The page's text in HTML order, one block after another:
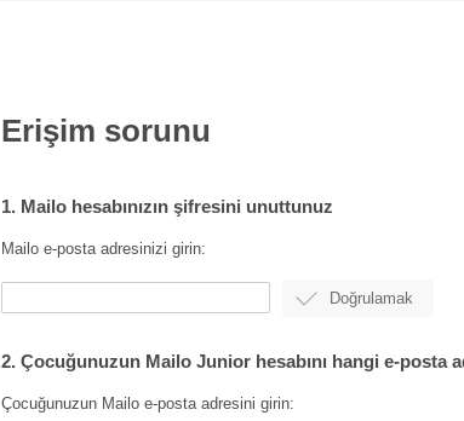
Erişim sorunu
1. Mailo hesabınızın şifresini unuttunuz
Mailo e-posta adresinizi girin:
2. Çocuğunuzun Mailo Junior hesabını hangi e-
Çocuğunuzun Mailo e-posta adresini girin: